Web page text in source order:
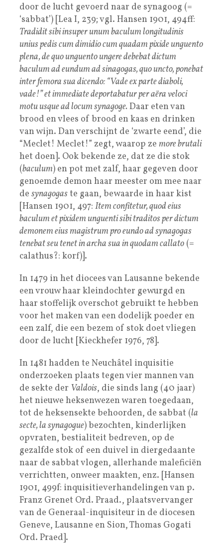
door de lucht gevoerd naar de synagoog (=
‘sabbat’) [Lea I, 239; vgl. Hansen 1901, 494ff:
Tradidit sibi insuper unum baculum longitudinis
unius pedis cum dimidio cum quadam pixide unguento
plena, de quo unguento ungere debebat dictum
baculum ad eundum ad sinagogas, quo uncto, ponebat
inter femora sua dicendo: “Vade ex parte diaboli,
vade!” et immediate deportabatur per aëra veloci
motu usque ad locum synagoge.Daar eten van
brood en vlees of brood en kaas en drinken
van wijn. Dan verschijnt de ‘zwarte eend’, die
“Meclet! Meclet!” zegt, waarop ze more brutali
het doen]. Ook bekende ze, dat ze die stok
(baculum) en pot met zalf, haar gegeven door
genoemde demon haar meester om mee naar
de synagogaste gaan, bewaarde in haar kist
[Hansen 1901, 497: Item confitetur, quod eius
baculum et pixidem unguenti sibi traditos per dictum
demonem eius magistrum pro eundo ad synagogas
tenebat seu tenet in archa sua in quodam callato (=
calathus?: korf)].
In 1479 in het diocees van Lausanne bekende
een vrouw haar kleindochter gewurgd en
haar stoffelijk overschot gebruikt te hebben
voor het maken van een dodelijk poeder en
een zalf, die een bezem of stok doet vliegen
door de lucht [Kieckhefer 1976, 78].
In 1481 hadden te Neuchâtel inquisitie
onderzoeken plaats tegen vier mannen van
de sekte der Valdois, die sinds lang (40 jaar)
het nieuwe heksenwezen waren toegedaan,
tot de heksensekte behoorden, de sabbat (la
secte, la synagogue) bezochten, kinderlijken
opvraten, bestialiteit bedreven, op de
gezalfde stok of een duivel in diergedaante
naar de sabbat vlogen, allerhande maleficiën
verrichtten, onweer maakten, enz. [Hansen
1901, 499f: inquisitieverhandelingen van p.
Franz Grenet Ord. Praad., plaatsvervanger
van de Generaal-inquisiteur in de diocesen
Geneve, Lausanne en Sion, Thomas Gogati
Ord. Praed].